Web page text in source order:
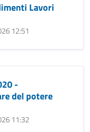
Lavori
12:51
-
del potere
11:32